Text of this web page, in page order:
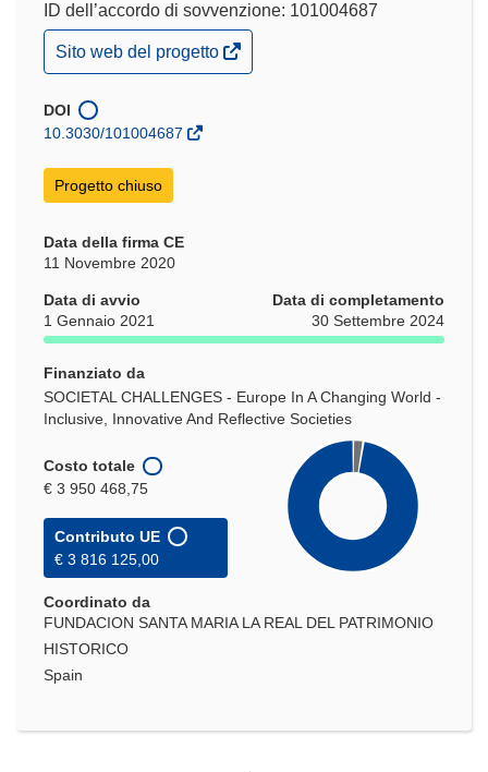
ID dell’accordo di sovvenzione: 101004687
(si
apre
una
nuova
Sito web del progetto
DOI
10.3030/101004687
Progetto chiuso
Data della firma CE
11 Novembre 2020
Data di avvio
1 Gennaio 2021
Data di completamento
30 Settembre 2024
Finanziato da
SOCIETAL CHALLENGES - Europe In A Changing World -
Inclusive, Innovative And Reflective Societies
Costo totale
€ 3 950 468,75
Contributo UE
€ 3 816 125,00
Coordinato da
FUNDACION SANTA MARIA LA REAL DEL PATRIMONIO
HISTORICO
Spain